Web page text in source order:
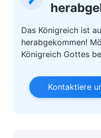
Das Königreich ist
herabgekommen!
Königreich Gottes
Kontaktiere